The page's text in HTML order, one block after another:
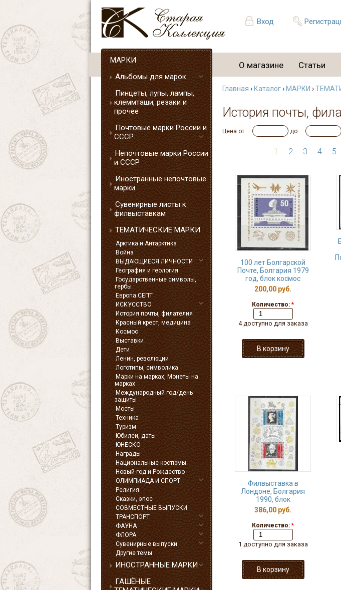
Вход
О магазине Статьи
МАРКИ
Альбомы для марок
Пинцеты, лупы, лампы,
клеммташи, резаки и
прочее
Почтовые марки России и
СССР
Непочтовые марки России
и СССР
Иностранные непочтовые
марки
Сувенирные листы к
филвыставкам
ТЕМАТИЧЕСКИЕ МАРКИ
Арктика и Антарктика
Война
ВЫДАЮЩИЕСЯ ЛИЧНОСТИ
География и геология
Государственные символы,
гербы
Европа СЕПТ
ИСКУССТВО
История почты, филателия
Красный крест, медицина
Космос
Выставки
Дети
Ленин, революции
Логотипы, символика
Марки на марках, Монеты на
марках
Международный год/день
защиты
Мосты
Техника
Туризм
Юбилеи, даты
ЮНЕСКО
Награды
Национальные костюмы
Новый год и Рождество
ОЛИМПИАДА И СПОРТ
Религия
Сказки, эпос
СОВМЕСТНЫЕ ВЫПУСКИ
ТРАНСПОРТ
ФАУНА
ФЛОРА
Сувенирные выпуски
Другие темы
ИНОСТРАННЫЕ МАРКИ
ГАШЁНЫЕ
Главная › Каталог› МАРКИ ›
История почты,
Цена от: до:
1 2 3 4 5
100 лет Болгарской
Почте, Болгария 1979
год, блок космос
200,00 руб.
Количество: *
4 доступно для заказа
Филвыставка в
Лондоне, Болгария
1990, блок
386,00 руб.
Количество: *
1 доступно для заказа